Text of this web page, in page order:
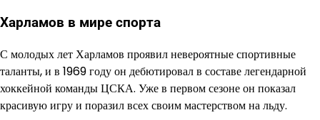
Харламов в мире спорта
С молодых лет Харламов проявил невероятные спортивные
таланты, и в 1969 году он дебютировал в составе легендарной
хоккейной команды ЦСКА. Уже в первом сезоне он показал
красивую игру и поразил всех своим мастерством на льду.